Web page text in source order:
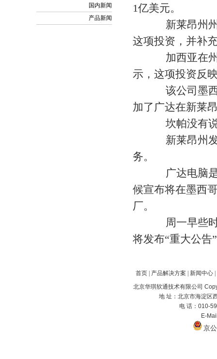
国内新闻
产品新闻
1亿美元。
新莱昂州州
这项投资，并补
加西亚在州
示，这项投资反
该公司墨西
加了广达在新莱
坎帕没有说
新莱昂州发
务。
广达电脑是
候宣布将在墨西
厂。
周一早些时
将发布“重大公告
首页 产品解决方案 新闻中心
北京华琪软通技术有限公司
地 址：北京市海淀区
电 话：010-
E-
京